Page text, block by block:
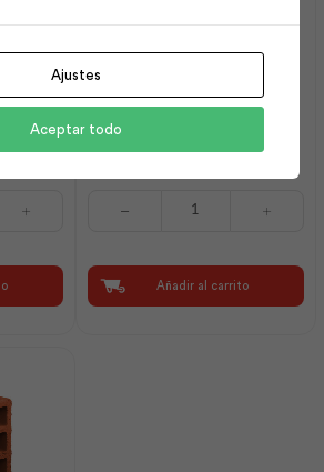
|
10x07x30 Amber |
10x07x30
Amber
|
Añadir al carrito
Ajustes
Aceptar todo